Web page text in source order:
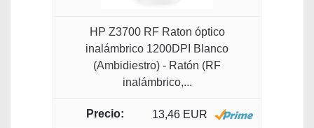
HP Z3700 RF Raton óptico
inalámbrico 1200DPI Blanco
(Ambidiestro) - Ratón (RF
inalámbrico,...
13,46 EUR